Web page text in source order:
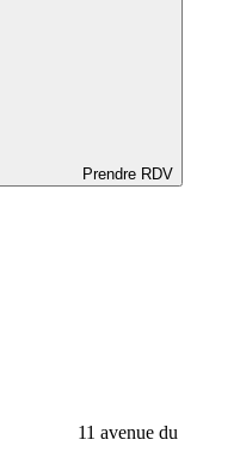
Prendre RDV
11 avenue du